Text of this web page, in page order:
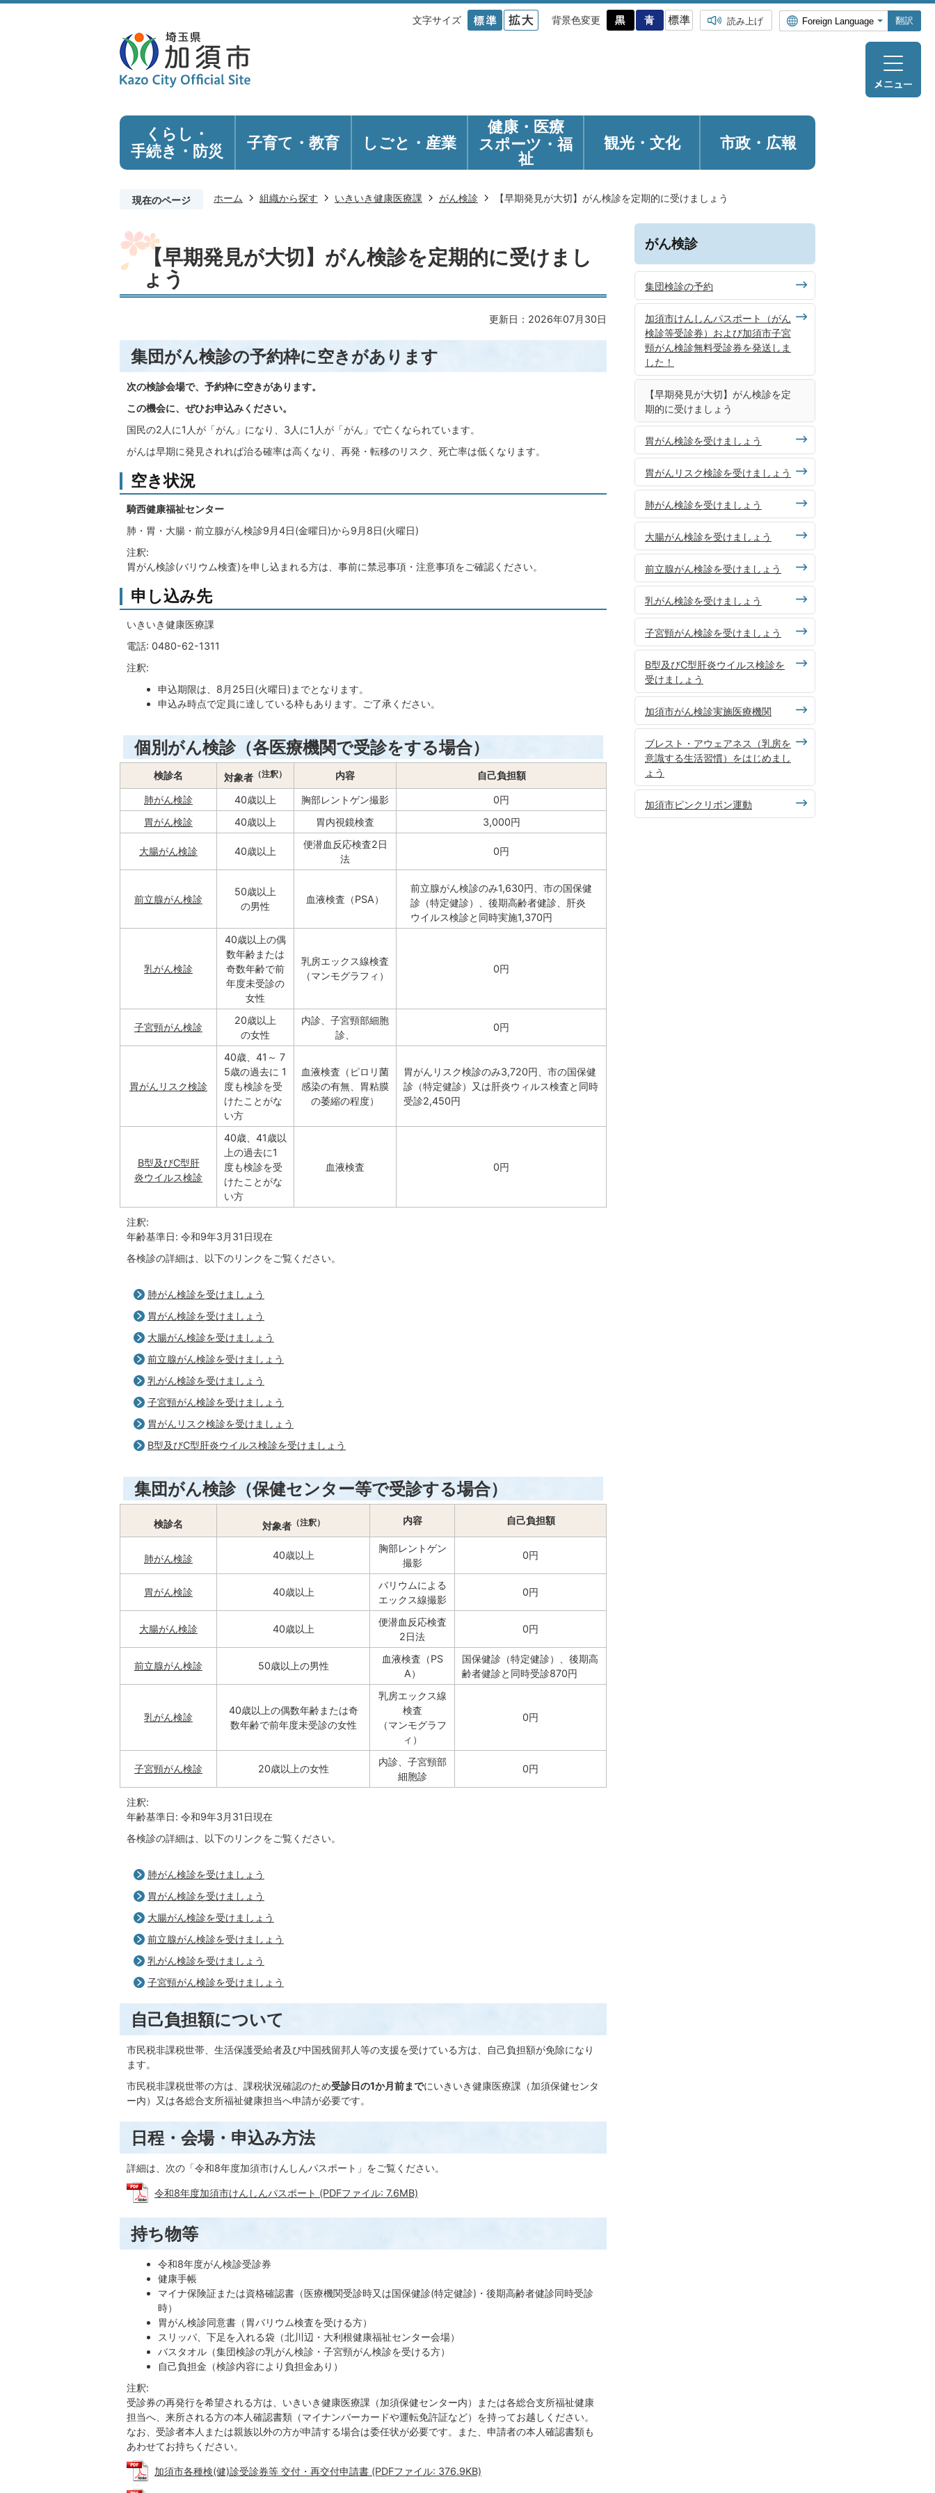
文字サイズ 背景色変更 読み上げ 翻訳
くらし・
手続き ・防災 子育て・教育 しごと・産業
健康・医療
スポーツ・福
祉
観光・ 文化 市政・広報
現在のページ ホーム 組織から探す いきいき健康医療課 がん検診 【早期発見が大切】がん検診を定期的に受けましょう
【早期発見が大切】がん検診を定期的に受けまし
ょう
更新日：2026年07月30日
集団がん検診の予約枠に空きがあります
次の検診会場で、予約枠に空きがあります。
この機会に、ぜひお申込みください。
国民の2人に1人が「がん」になり、3人に1人が「がん」で亡くなられています。
がんは早期に発見されれば治る確率は高くなり、再発・転移のリスク、死亡率は低くなります。
空き状況
騎西健康福祉センター
肺・胃・大腸・前立腺がん検診9月4日(金曜日)から9月8日(火曜日)
注釈:
胃がん検診(バリウム検査)を申し込まれる方は、事前に禁忌事項・注意事項をご確認ください。
申し込み先
いきいき健康医療課
電話: 0480-62-1311
注釈:
申込期限は、8月25日(火曜日)までとなります。
申込み時点で定員に達している枠もあります。ご了承ください。
個別がん検診（各医療機関で受診をする場合）
検診名 対象者 （注釈） 内容 自己負担額
肺がん検診 40歳以上 胸部レントゲン撮影
0円
胃がん検診
40歳以上 胃内視鏡検査 3,000円
大腸がん検診 40歳以上
便潜血反応検査2日
法
0円
前立腺がん検診
50歳以上
の男性
血液検査（PSA）
前立腺がん検診のみ1,630円、市の国保健
診（特定健診）、後期高齢者健診、肝炎
ウイルス検診と同時実施1,370円
乳がん検診
40歳以上の偶
数年齢または
奇数年齢で前
年度未受診の
女性
乳房エックス線検査
（マンモグラフィ）
0円
子宮頸がん検診
20歳以上
の女性
内診、子宮頸部細胞
診、
0円
胃がんリスク検診
40歳、41～ 7
5歳の過去に 1
度も検診を受
けたことがな
い方
血液検査（ピロリ菌
感染の有無、胃粘膜
の萎縮の程度）
胃がんリスク検診のみ3,720円、市の国保健
診（特定健診）又は肝炎ウィルス検査と同時
受診2,450円
B型及びC型肝
炎ウイルス検診
40歳、41歳以
上の過去に1
度も検診を受
けたことがな
い方
血液検査 0円
注釈:
年齢基準日: 令和9年3月31日現在
各検診の詳細は、以下のリンクをご覧ください。
肺がん検診を受けましょう
胃がん検診を受けましょう
大腸がん検診を受けましょう
前立腺がん検診を受けましょう
乳がん検診を受けましょう
子宮頸がん検診を受けましょう
胃がんリスク検診を受けましょう
B型及びC型肝炎ウイルス検診を受けましょう
集団がん検診（保健センター等で受診する場合）
検診名 対象者（注釈） 内容 自己負担額
肺がん検診 40歳以上
胸部レントゲン
撮影
0円
胃がん検診 40歳以上
バリウムによる
エックス線撮影
0円
大腸がん検診 40歳以上
便潜血反応検査
2日法
0円
前立腺がん検診 50歳以上の男性
血液検査（PS
A）
国保健診（特定健診）、後期高
齢者健診と同時受診870円
乳がん検診
40歳以上の偶数年齢または奇
数年齢で前年度未受診の女性
乳房エックス線
検査
（マンモグラフ
ィ）
0円
子宮頸がん検診 20歳以上の女性
内診、子宮頸部
細胞診
0円
注釈:
年齢基準日: 令和9年3月31日現在
各検診の詳細は、以下のリンクをご覧ください。
肺がん検診を受けましょう
胃がん検診を受けましょう
大腸がん検診を受けましょう
前立腺がん検診を受けましょう
乳がん検診を受けましょう
子宮頸がん検診を受けましょう
自己負担額について
市民税非課税世帯、生活保護受給者及び中国残留邦人等の支援を受けている方は、自己負担額が免除になり
ます。
市民税非課税世帯の方は、課税状況確認のため受診日の1か月前までにいきいき健康医療課（加須保健センタ
ー内）又は各総合支所福祉健康担当へ申請が必要です。
日程・会場・申込み方法
詳細は、次の「令和8年度加須市けんしんパスポート」をご覧ください。
令和8年度加須市けんしんパスポート (PDFファイル: 7.6MB)
持ち物等
令和8年度がん検診受診券
健康手帳
マイナ保険証または資格確認書（医療機関受診時又は国保健診(特定健診)・後期高齢者健診同時受診
時）
胃がん検診同意書（胃バリウム検査を受ける方）
スリッパ、下足を入れる袋（北川辺・大利根健康福祉センター会場）
バスタオル（集団検診の乳がん検診・子宮頸がん検診を受ける方）
自己負担金（検診内容により負担金あり）
注釈:
受診券の再発行を希望される方は、いきいき健康医療課（加須保健センター内）または各総合支所福祉健康
担当へ、来所される方の本人確認書類（マイナンバーカードや運転免許証など）を持ってお越しください。
なお、受診者本人または親族以外の方が申請する場合は委任状が必要です。また、申請者の本人確認書類も
あわせてお持ちください。
加須市各種検(健)診受診券等 交付・再交付申請書 (PDFファイル: 376.9KB)
がん検診
集団検診の予約
加須市けんしんパスポート（がん
検診等受診券）および加須市子宮
頸がん検診無料受診券を発送しま
した！
【早期発見が大切】がん検診を定
期的に受けましょう
胃がん検診を受けましょう
胃がんリスク検診を受けましょう
肺がん検診を受けましょう
大腸がん検診を受けましょう
前立腺がん検診を受けましょう
乳がん検診を受けましょう
子宮頸がん検診を受けましょう
B型及びC型肝炎ウイルス検診を
受けましょう
加須市がん検診実施医療機関
ブレスト・アウェアネス（乳房を
意識する生活習慣）をはじめまし
ょう
加須市ピンクリボン運動